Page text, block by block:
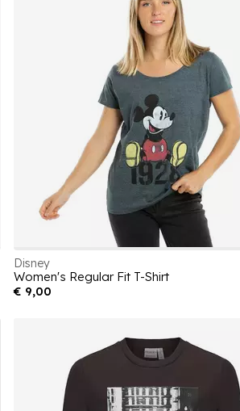
Disney
Women's Regular Fit T-Shirt
€ 9,00